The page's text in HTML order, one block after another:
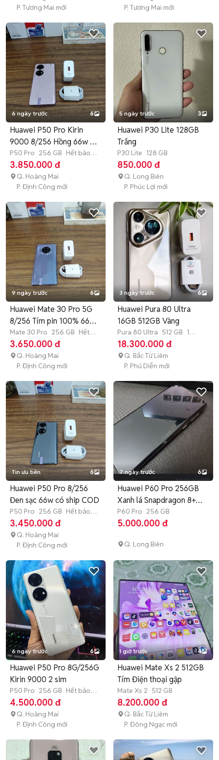
P. Tương Mai mới
P. Tương Mai mới
6 ngày trước 6
Huawei P50 Pro Kirin
9000 8/256 Hồng 66w có
COD
P50 Pro 256 GB Hết bảo
hành
3.850.000 đ
Q. Hoàng Mai
P. Định Công mới
5 ngày trước 3
Huawei P30 Lite 128GB
Trắng
P30 Lite 128 GB
850.000 đ
Q. Long Biên
P. Phúc Lợi mới
9 ngày trước 6
Huawei Mate 30 Pro 5G
8/256 Tím pin 100% 66w
COD
Mate 30 Pro 256 GB Hết
bảo hành
3.650.000 đ
Q. Hoàng Mai
P. Định Công mới
3 ngày trước 6
Huawei Pura 80 Ultra
16GB 512GB Vàng
Pura 80 Ultra 512 GB 1
tháng
18.300.000 đ
Q. Bắc Từ Liêm
P. Phú Diễn mới
Tin ưu tiên 6
Huawei P50 Pro 8/256
Đen sạc 66w có ship COD
P50 Pro 256 GB Hết bảo
hành
3.450.000 đ
Q. Hoàng Mai
P. Định Công mới
7 ngày trước 6
Huawei P60 Pro 256GB
Xanh lá Snapdragon 8+
Gen 1
P60 Pro 256 GB
5.000.000 đ
Q. Long Biên
6 ngày trước 6
Huawei P50 Pro 8G/256G
Kirin 9000 2 sim
P50 Pro 256 GB Hết bảo
hành
4.500.000 đ
Q. Hoàng Mai
P. Định Công mới
1 giờ trước 4
Huawei Mate Xs 2 512GB
Tím Điện thoại gập
Mate Xs 2 512 GB
8.200.000 đ
Q. Bắc Từ Liêm
P. Đông Ngạc mới